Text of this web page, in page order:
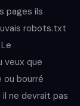
pages ils
robots.txt
veux que
bourré
ne devrait pas